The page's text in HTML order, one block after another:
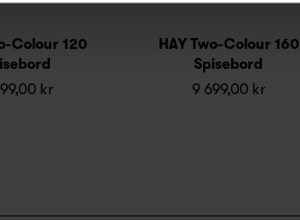
Colour 120
kr
HAY Two-Colour 160
Spisebord
9 699,00 kr